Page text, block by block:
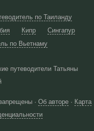
по Таиланду
Кипр
Сингапур
по Вьетнаму
путеводители Татьяны
· Об авторе· Карта